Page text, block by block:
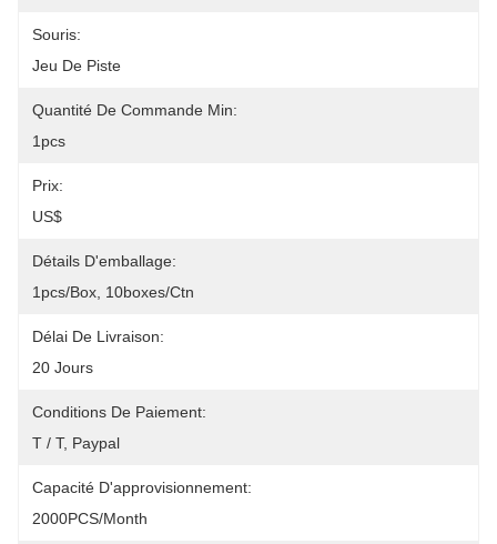
Souris:
Jeu De Piste
Quantité De Commande Min:
1pcs
Prix:
US$
Détails D'emballage:
1pcs/box, 10boxes/ctn
Délai De Livraison:
20 Jours
Conditions De Paiement:
T / T, Paypal
Capacité D'approvisionnement:
2000PCS/month